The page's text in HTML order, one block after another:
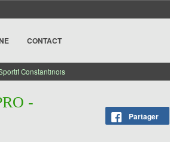
CONTACT
Constantinois
-
Partager